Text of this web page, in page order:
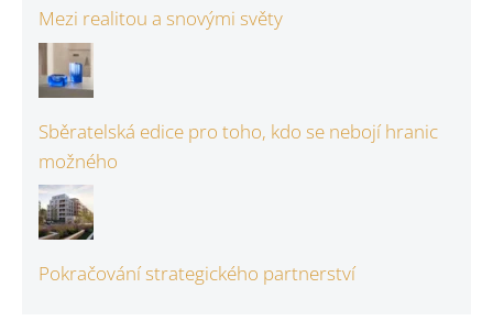
Mezi realitou a snovými světy
Sběratelská edice pro toho, kdo se nebojí hranic
možného
Pokračování strategického partnerství